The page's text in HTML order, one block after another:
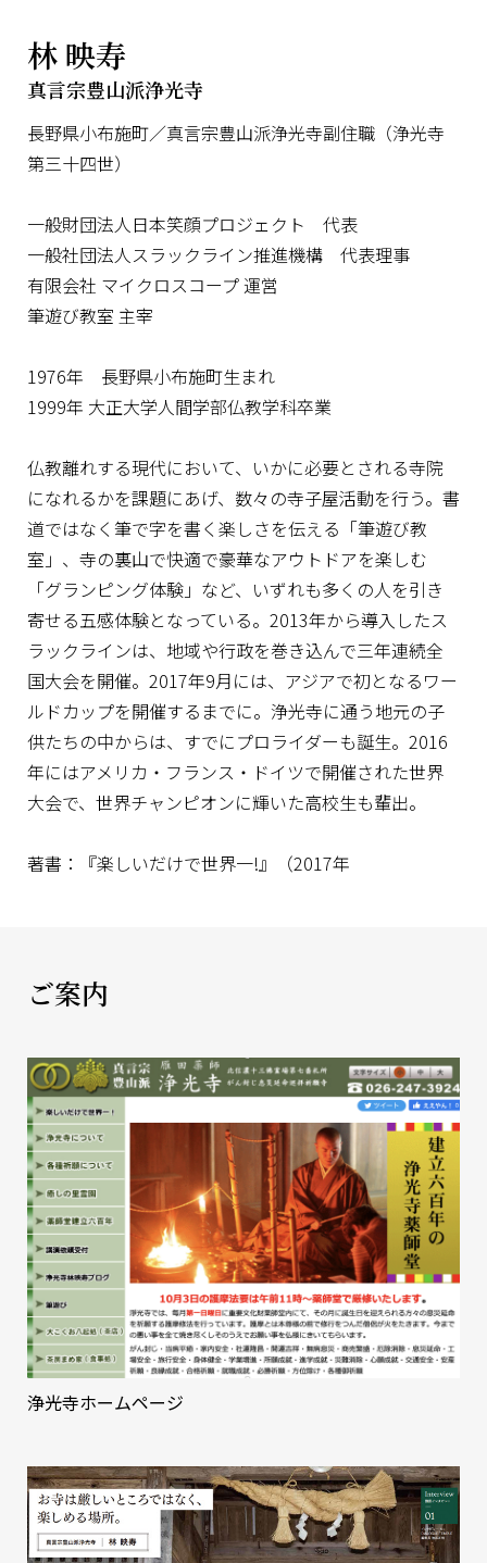
林 映寿
真言宗豊山派浄光寺
長野県小布施町／真言宗豊山派浄光寺副住職（浄光寺
第三十四世）
一般財団法人日本笑顔プロジェクト 代表
一般社団法人スラックライン推進機構 代表理事
有限会社 マイクロスコープ 運営
筆遊び教室 主宰
1976年 長野県小布施町生まれ
1999年 大正大学人間学部仏教学科卒業
仏教離れする現代において、いかに必要とされる寺院
になれるかを課題にあげ、数々の寺子屋活動を行う。書
道ではなく筆で字を書く楽しさを伝える「筆遊び教
室」、寺の裏山で快適で豪華なアウトドアを楽しむ
「グランピング体験」など、いずれも多くの人を引き
寄せる五感体験となっている。2013年から導入したス
ラックラインは、地域や行政を巻き込んで三年連続全
国大会を開催。2017年9月には、アジアで初となるワー
ルドカップを開催するまでに。浄光寺に通う地元の子
供たちの中からは、すでにプロライダーも誕生。2016
年にはアメリカ・フランス・ドイツで開催された世界
大会で、世界チャンピオンに輝いた高校生も輩出。
著書：『楽しいだけで世界一!』（2017年
ご案内
浄光寺ホームページ